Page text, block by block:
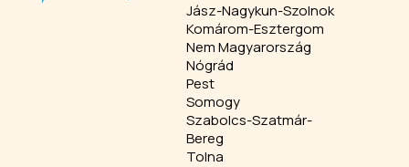
Jász-Nagykun-Szolnok
Komárom-Esztergom
Nem Magyarország
Nógrád
Pest
Somogy
Szabolcs-Szatmár-
Bereg
Tolna